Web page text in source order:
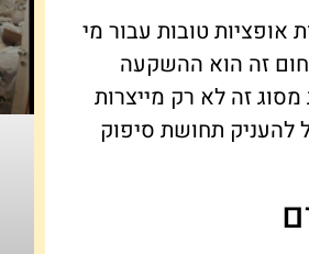
אופציות טובות עבור מי
זה הוא ההשקעה
זה לא רק מייצרות
להעניק תחושת סיפוק